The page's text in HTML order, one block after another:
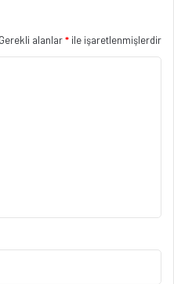
Gerekli alanlar* ile işaretlenmişlerdir